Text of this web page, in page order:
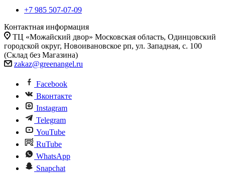
+7 985 507-07-09
Контактная информация
ТЦ «Можайский двор» Московская область, Одинцовский
городской округ, Новоивановское рп, ул. Западная, с. 100
(Склад без Магазина)
zakaz@greenangel.ru
Facebook
Вконтакте
Instagram
Telegram
YouTube
RuTube
WhatsApp
Snapchat